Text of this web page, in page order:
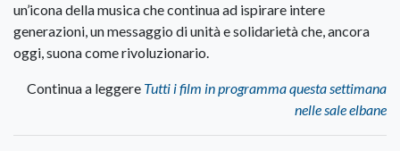
un’icona della musica che continua ad ispirare intere
generazioni, un messaggio di unità e solidarietà che, ancora
oggi, suona come rivoluzionario.
Continua a leggere Tutti i film in programma questa settimana
nelle sale elbane